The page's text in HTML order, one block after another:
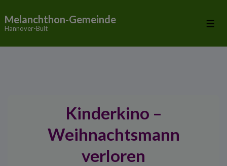
Zum
Melanchthon-Gemeinde
Hannover-Bult
Kinderkino –
Weihnachtsmann
verloren